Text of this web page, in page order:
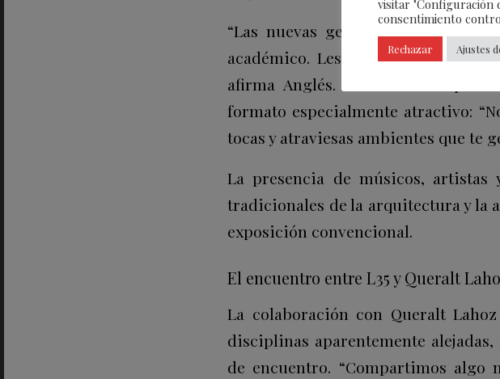
“Las nuevas generaciones ya no
académico. Les interesa la
afirma Anglés. Precisamente por
formato especialmente atractivo:
tocas y atraviesas ambientes que te
La presencia de músicos, artistas
tradicionales de la arquitectura y la
exposición convencional.
El encuentro entre L35 y Queralt
La colaboración con Queralt
disciplinas aparentemente
de encuentro. “Compartimos algo
visitar "Configuración
consentimiento
Rechazar Ajustes